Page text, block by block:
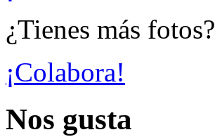
¿Tienes más fotos?
¡Colabora!
Nos gusta